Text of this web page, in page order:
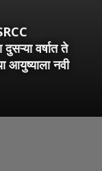
वर्षात ते
आयुष्याला नवी